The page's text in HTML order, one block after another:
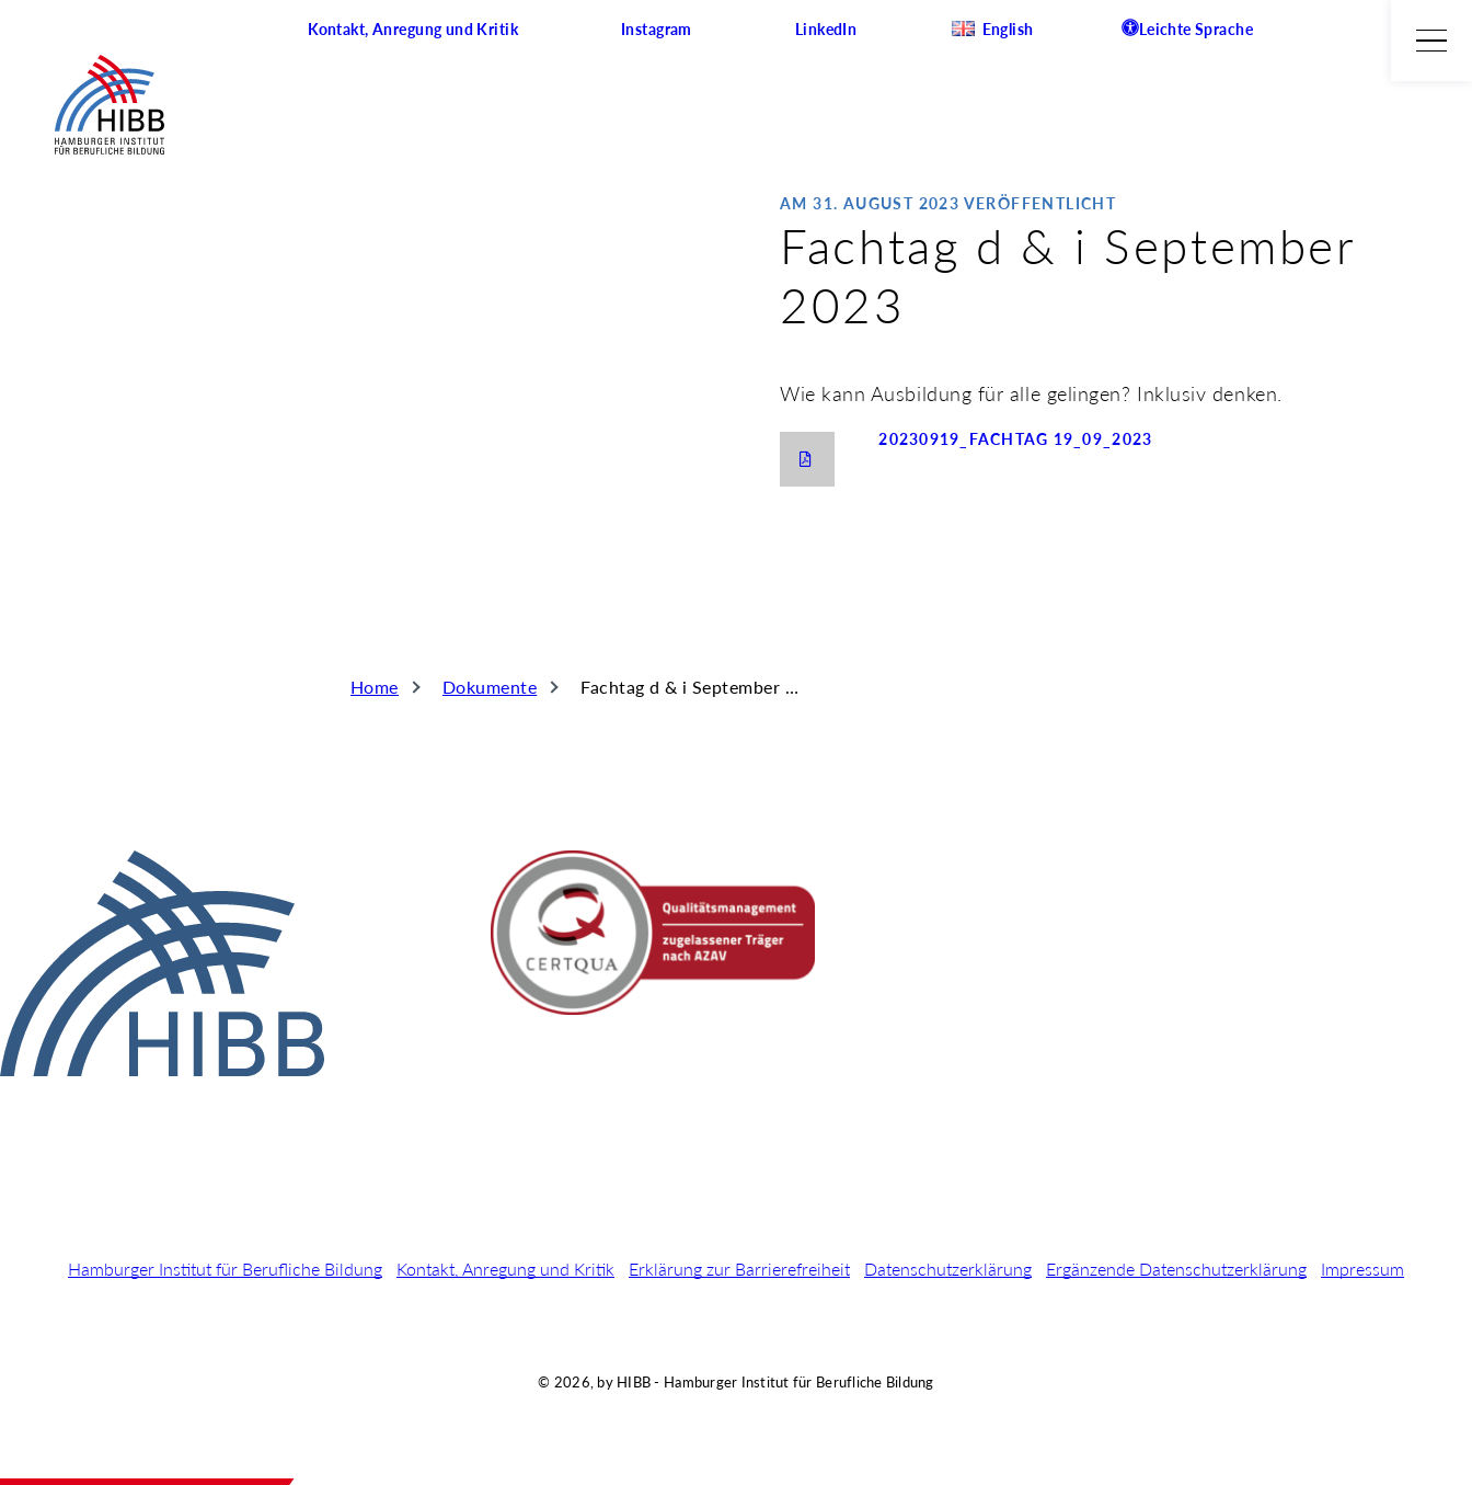
Kontakt, Anregung und Kritik Instagram LinkedIn English Leichte Sprache
AM 31. AUGUST 2023 VERÖFFENTLICHT
Fachtag d & i September
2023
Wie kann Ausbildung für alle gelingen? Inklusiv denken.
20230919_FACHTAG 19_09_2023
Home Dokumente Fachtag d & i September 2023
Hamburger Institut für Berufliche Bildung Kontakt, Anregung und Kritik Erklärung zur Barrierefreiheit Datenschutzerklärung Ergänzende Datenschutzerklärung Impressum
© 2026, by HIBB - Hamburger Institut für Berufliche Bildung